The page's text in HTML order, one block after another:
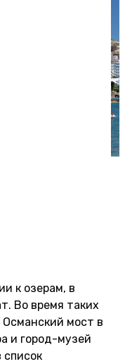
к озерам, в
Во время таких
мост в
и город-музей
список